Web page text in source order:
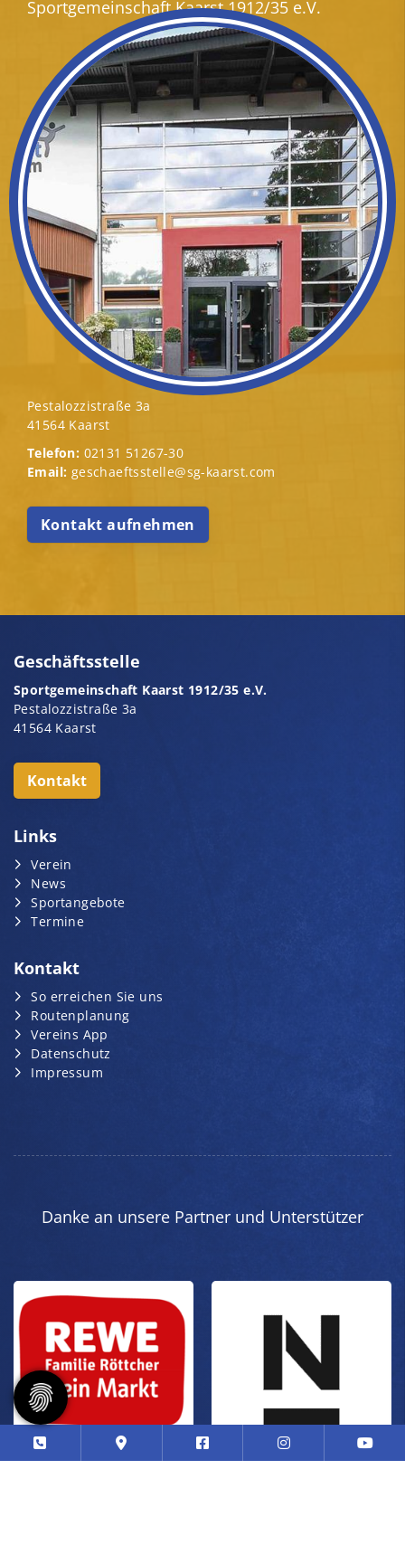
Sportgemeinschaft Kaarst 1912/35 e.V.
Pestalozzistraße 3a
41564 Kaarst
Telefon: 02131 51267-30
Email: geschaeftsstelle@sg-kaarst.com
Kontakt aufnehmen
Geschäftsstelle
Sportgemeinschaft Kaarst 1912/35 e.V.
Pestalozzistraße 3a
41564 Kaarst
Kontakt
Links
Verein
News
Sportangebote
Termine
Kontakt
So erreichen Sie uns
Routenplanung
Vereins App
Datenschutz
Impressum
Danke an unsere Partner und Unterstützer